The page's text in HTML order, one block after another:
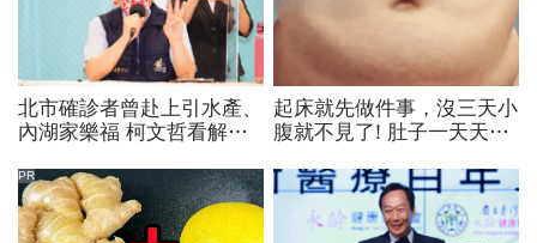
北市確診者曾赴上引水產、
內湖家樂福 柯文哲看解
起床就先做件事，沒三天小
腹就不見了! 肚子一天天變
PR